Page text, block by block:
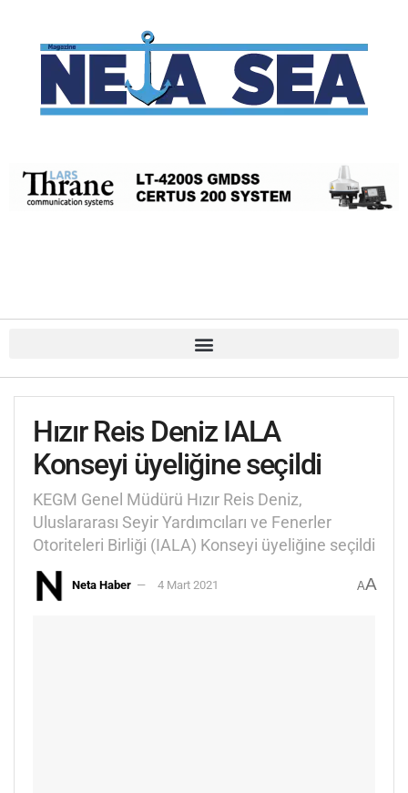
Hızır Reis Deniz IALA
Konseyi üyeliğine seçildi
KEGM Genel Müdürü Hızır Reis Deniz,
Uluslararası Seyir Yardımcıları ve Fenerler
Otoriteleri Birliği (IALA) Konseyi üyeliğine seçildi
Neta Haber 4 Mart 2021 AA